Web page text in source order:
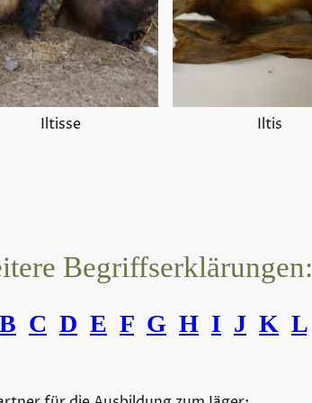
Iltisse Iltis
Begriffserklärungen:
B C D E F G H I J K L